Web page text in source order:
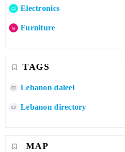
Electronics
Furniture
TAGS
Lebanon daleel
Lebanon directory
MAP